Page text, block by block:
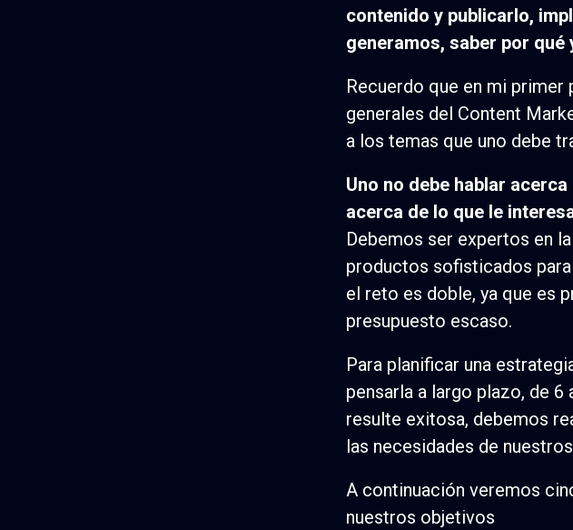
contenido y publicarlo,
generamos, saber por qué
Recuerdo que en mi
generales del Content
a los temas que uno debe
Uno no debe hablar
acerca de lo que le
Debemos ser expertos en
productos sofisticados
el reto es doble, ya que es
presupuesto escaso.
Para planificar una
pensarla a largo plazo, de 6
resulte exitosa, debemos
las necesidades de
A continuación veremos
nuestros objetivos